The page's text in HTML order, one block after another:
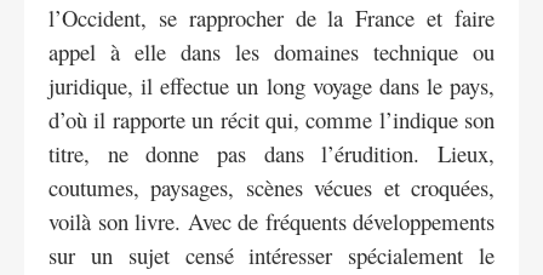
l’Occident, se rapprocher de la France et faire
appel à elle dans les domaines technique ou
juridique, il effectue un long voyage dans le pays,
d’où il rapporte un récit qui, comme l’indique son
titre, ne donne pas dans l’érudition. Lieux,
coutumes, paysages, scènes vécues et croquées,
voilà son livre. Avec de fréquents développements
sur un sujet censé intéresser spécialement le